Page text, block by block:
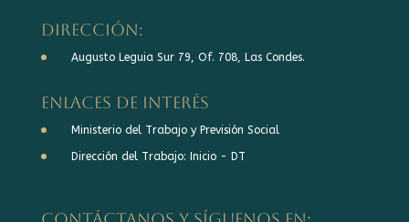
DIRECCIÓN:
Augusto Leguia Sur 79, Of. 708, Las Condes.
Enlaces de interés
Ministerio del Trabajo y Previsión Social
Dirección del Trabajo: Inicio - DT